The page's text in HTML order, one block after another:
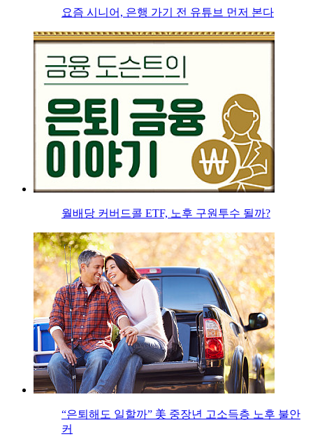
요즘 시니어, 은행 가기 전 유튜브 먼저 본다
월배당 커버드콜 ETF, 노후 구원투수 될까?
“은퇴해도 일할까” 美 중장년 고소득층 노후 불안
커